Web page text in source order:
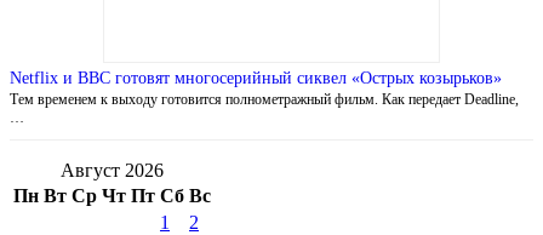
Netflix и BBC готовят многосерийный сиквел «Острых козырьков»
Тем временем к выходу готовится полнометражный фильм. Как передает Deadline,
…
Август 2026
Пн Вт Ср Чт Пт Сб Вс
1
2